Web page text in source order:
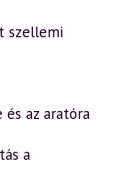
szellemi
az aratóra
a